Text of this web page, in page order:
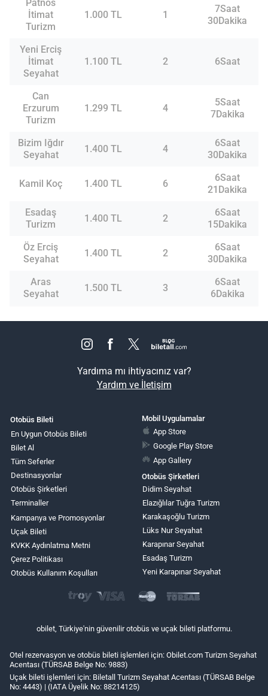
Patnos
İtimat
Turizm
1.000 TL 1
7Saat
30Dakika
Yeni Erciş
İtimat
Seyahat
1.100 TL 2 6Saat
Can
Erzurum
Turizm
1.299 TL 4
5Saat
7Dakika
Bizim Iğdır
Seyahat
1.400 TL 4
6Saat
30Dakika
Kamil Koç 1.400 TL 6
6Saat
21Dakika
Esadaş
Turizm
1.400 TL 2
6Saat
15Dakika
Öz Erciş
Seyahat
1.400 TL 2
6Saat
30Dakika
Aras
Seyahat
1.500 TL 3
6Saat
6Dakika
Yardıma mı ihtiyacınız var?
Yardım ve İletişim
Otobüs Bileti
En Uygun Otobüs Bileti
Bilet Al
Tüm Seferler
Destinasyonlar
Otobüs Şirketleri
Terminaller
Kampanya ve Promosyonlar
Uçak Bileti
KVKK Aydınlatma Metni
Çerez Politikası
Otobüs Kullanım Koşulları
Mobil Uygulamalar
App Store
Google Play Store
App Gallery
Otobüs Şirketleri
Didim Seyahat
Elazığlılar Tuğra Turizm
Karakaşoğlu Turizm
Lüks Nur Seyahat
Karapınar Seyahat
Esadaş Turizm
Yeni Karapınar Seyahat
obilet, Türkiye'nin güvenilir otobüs ve uçak bileti platformu.
Otel rezervasyon ve otobüs bileti işlemleri için: Obilet.com Turizm Seyahat
Acentası (TÜRSAB Belge No: 9883)
Uçak bileti işlemleri için: Biletall Turizm Seyahat Acentası (TÜRSAB Belge
No: 4443) | (IATA Üyelik No: 88214125)